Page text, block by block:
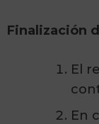
Finalización
El
En